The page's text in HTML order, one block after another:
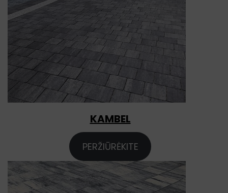
KAMBEL
PERŽIŪRĖKITE